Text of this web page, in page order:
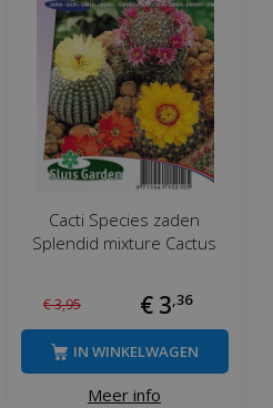
Cacti Species zaden
Splendid mixture Cactus
€3,95 € 3,36
Meer info
IN WINKELWAGEN